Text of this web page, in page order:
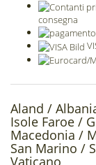
consegna
Aland /
Isole Faroe /
Macedonia /
San Marino /